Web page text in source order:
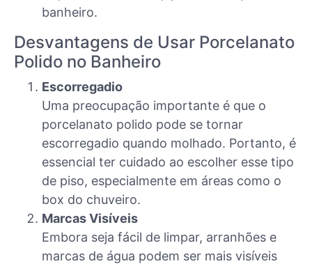
banheiro.
Desvantagens de Usar Porcelanato
Polido no Banheiro
Escorregadio
Uma preocupação importante é que o
porcelanato polido pode se tornar
escorregadio quando molhado. Portanto, é
essencial ter cuidado ao escolher esse tipo
de piso, especialmente em áreas como o
box do chuveiro.
Marcas Visíveis
Embora seja fácil de limpar, arranhões e
marcas de água podem ser mais visíveis